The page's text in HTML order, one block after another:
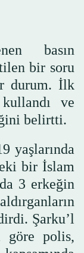
basın
bir soru
durum. İlk
ve
belirtti.
yaşlarında
bir İslam
3 erkeğin
Şarku’l
göre polis,